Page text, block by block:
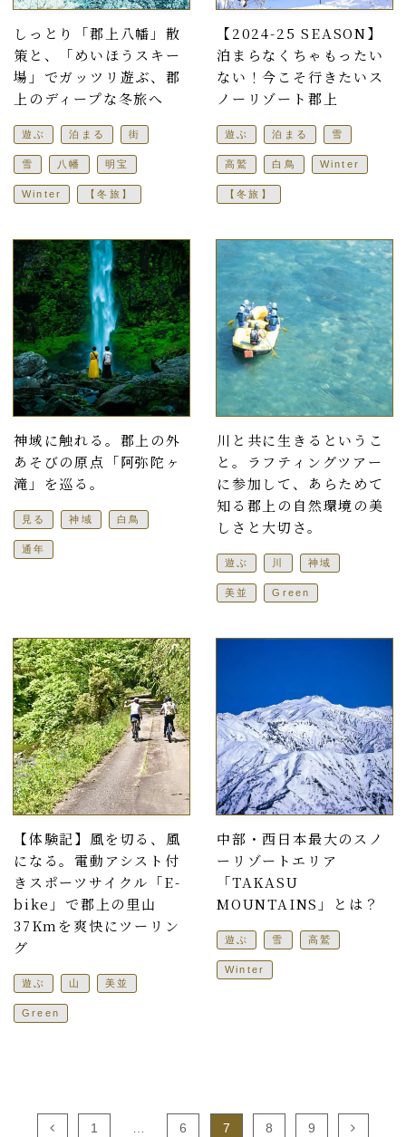
しっとり「郡上八幡」散
策と、「めいほうスキー
場」でガッツリ遊ぶ、郡
上のディープな冬旅へ
遊ぶ 泊まる 街
雪 八幡 明宝
Winter 【冬旅】
【2024-25 SEASON】
泊まらなくちゃもったい
ない！今こそ行きたいス
ノーリゾート郡上
遊ぶ 泊まる 雪
高鷲 白鳥 Winter
【冬旅】
神域に触れる。郡上の外
あそびの原点「阿弥陀ヶ
滝」を巡る。
見る 神域 白鳥
通年
川と共に生きるというこ
と。ラフティングツアー
に参加して、あらためて
知る郡上の自然環境の美
しさと大切さ。
遊ぶ 川 神域
美並 Green
【体験記】風を切る、風
になる。電動アシスト付
きスポーツサイクル「E-
bike」で郡上の里山
37Kmを爽快にツーリン
グ
遊ぶ 山 美並
Green
中部・西日本最大のスノ
ーリゾートエリア
「TAKASU
MOUNTAINS」とは？
遊ぶ 雪 高鷲
Winter
1 6 7 8 9